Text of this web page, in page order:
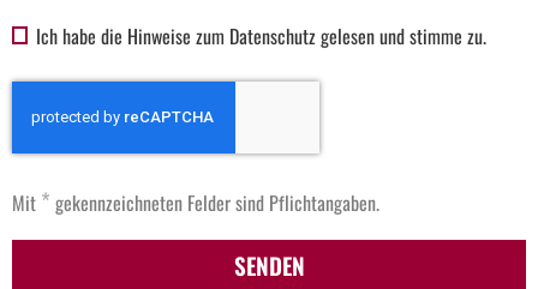
Ich habe die Hinweise zum Datenschutz gelesen und stimme zu.
Mit * gekennzeichneten Felder sind Pflichtangaben.
SENDEN